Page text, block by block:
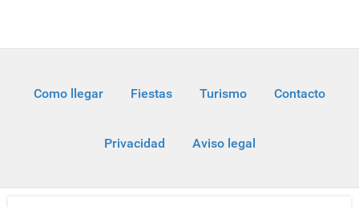
Como llegar Fiestas Turismo Contacto
Privacidad Aviso legal